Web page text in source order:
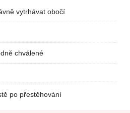
vytrhávat obočí
chválené
po přestěhování